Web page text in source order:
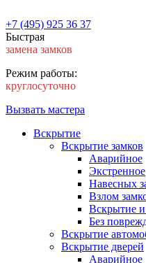
+7 (495) 925 36 37
Быстрая
замена замков
Режим работы:
круглосуточно
Вызвать мастера
Вскрытие
Вскрытие замков
Аварийное
Экстренное
Навесных
Взлом
Вскрытие и
Без
Вскрытие
Вскрытие дверей
Аварийное